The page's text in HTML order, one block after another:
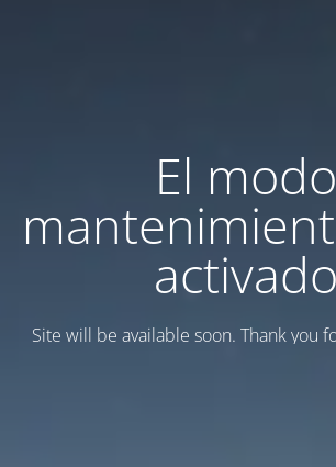
El modo
activado
Site will be available soon. Thank you